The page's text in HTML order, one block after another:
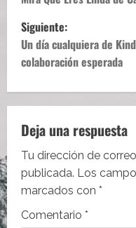
v
e
g
a
c
i
ó
Siguiente:
Un día cualquiera de
colaboración esperada
Deja una respuesta
Tu dirección de
publicada. Los
marcados con *
Comentario *